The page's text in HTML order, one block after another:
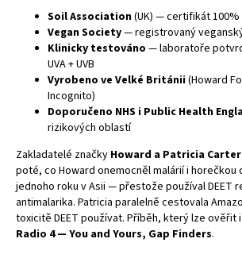
Soil Association(UK) — certifikát
Vegan Society— registrovaný
Klinicky testováno — laboratoře
UVA + UVB
Vyrobeno ve Velké Británii(Howard
Incognito)
Doporučeno NHS i Public Health
rizikových oblastí
Zakladatelé značky Howard a Patricia Carter
poté, co Howard onemocněl malárií i horečkou
jednoho roku v Asii — přestože používal DEET
antimalarika. Patricia paralelně cestovala
toxicitě DEET používat. Příběh, který lze ověřit
Radio 4 — You and Yours, Gap Finders.